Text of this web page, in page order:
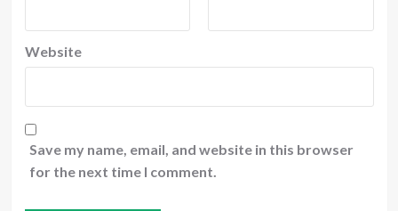
Website
Save my name, email, and website in this browser
for the next time I comment.